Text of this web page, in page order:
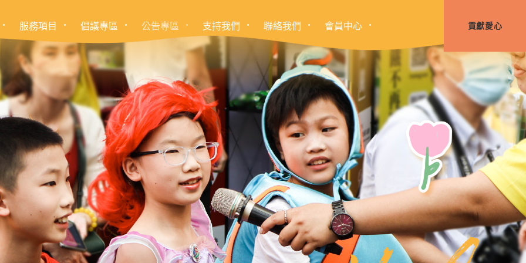
服務項目 倡議專區 公告專區 支持我們 聯絡我們 會員中心 貢獻愛心